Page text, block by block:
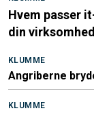
Hvem passer
din
KLUMME
Angriberne
KLUMME